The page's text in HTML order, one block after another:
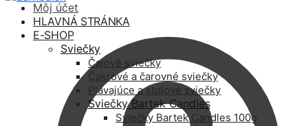
Môj účet
HLAVNÁ STRÁNKA
E-SHOP
Sviečky
Čajové sviečky
Čakrové a čarovné sviečky
Plávajúce a stolové sviečky
Sviečky Bartek Candles
Sviečky Bartek Candles 100g